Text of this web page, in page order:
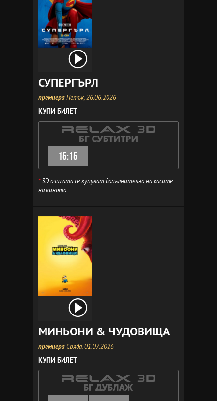
СУПЕРГЪРЛ
премиераПетък, 26.06.2026
КУПИ БИЛЕТ
15:15
*3D очилата се купуват допълнително на касите
на киното
МИНЬОНИ & ЧУДОВИЩА
премиера Сряда, 01.07.2026
КУПИ БИЛЕТ